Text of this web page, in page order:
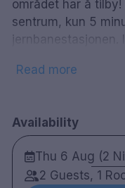
området har å
sentrum, kun 5
jernbanestasjonen.
Moholmens
isbre Svartisen
Grønligrotta som er
hotellets unike
velsmakende
Read more
Availability
Thu 6 Aug (2
2 Guests, 1